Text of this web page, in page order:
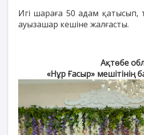
Игі шараға 50 адам қатысып,
ауызашар кешіне жалғасты.
Ақтөбе
«Нұр Ғасыр» мешітінің